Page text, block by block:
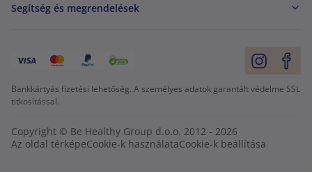
Segítség és megrendelések
Bankkártyás fizetési lehetőség. A személyes adatok garantált védelme SSL
titkosítással.
Copyright © Be Healthy Group d.o.o. 2012 - 2026
Az oldal térképeCookie-k használataCookie-k beállítása